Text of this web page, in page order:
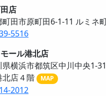
店
田市原町田6-1-11 ルミネ
5516
ール港北店
県横浜市都筑区中川中央1-
北店４階
MAP
2012